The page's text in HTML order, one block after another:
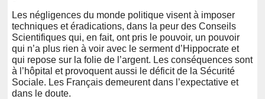
Les négligences du monde politique visent à imposer
techniques et éradications, dans la peur des Conseils
Scientifiques qui, en fait, ont pris le pouvoir, un pouvoir
qui n’a plus rien à voir avec le serment d’Hippocrate et
qui repose sur la folie de l’argent. Les conséquences sont
à l’hôpital et provoquent aussi le déficit de la Sécurité
Sociale. Les Français demeurent dans l’expectative et
dans le doute.